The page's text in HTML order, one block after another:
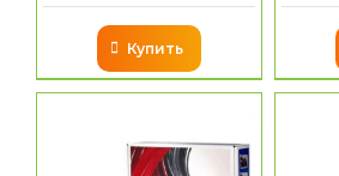
Купить